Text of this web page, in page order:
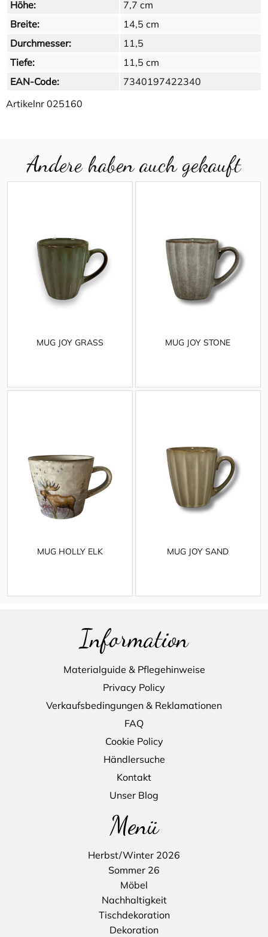
Höhe:
7,7 cm
Breite:
14,5 cm
Durchmesser:
11,5
Tiefe:
11,5 cm
EAN-Code:
7340197422340
Artikelnr 025160
Andere haben auch gekauft
MUG JOY GRASS MUG JOY STONE
MUG HOLLY ELK MUG JOY SAND
Information
Materialguide & Pflegehinweise
Privacy Policy
Verkaufsbedingungen & Reklamationen
FAQ
Cookie Policy
Händlersuche
Kontakt
Unser Blog
Menü
Herbst/Winter 2026
Sommer 26
Möbel
Nachhaltigkeit
Tischdekoration
Dekoration